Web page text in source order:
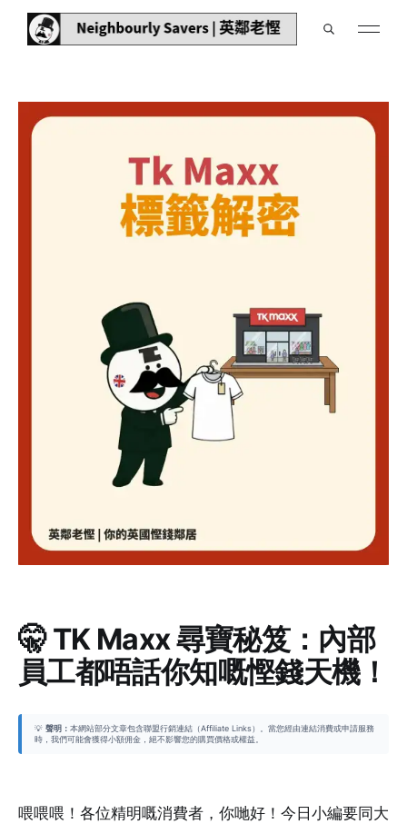
🤫 TK Maxx 尋寶秘笈：內部
員工都唔話你知嘅慳錢天機！
💡 聲明： 本網站部分文章包含聯盟行銷連結（Affiliate Links）。當您經由連結消費或申請服務
時，我們可能會獲得小額佣金，絕不影響您的購買價格或權益。
喂喂喂！各位精明嘅消費者，你哋好！今日小編要同大